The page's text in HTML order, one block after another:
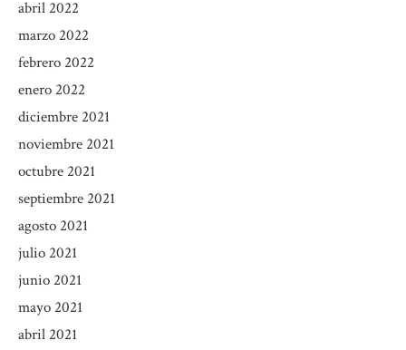
abril 2022
marzo 2022
febrero 2022
enero 2022
diciembre 2021
noviembre 2021
octubre 2021
septiembre 2021
agosto 2021
julio 2021
junio 2021
mayo 2021
abril 2021